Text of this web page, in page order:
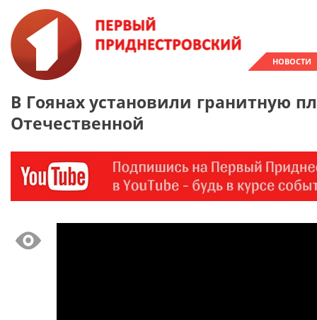
НОВОСТИ
В Гоянах установили гранитную
Отечественной